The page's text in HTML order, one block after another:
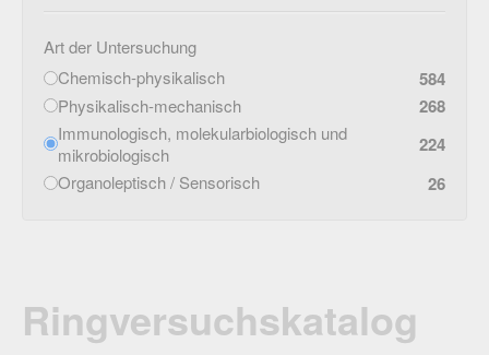
Art der Untersuchung
Chemisch-physikalisch
584
Physikalisch-mechanisch 268
Immunologisch, molekularbiologisch und
mikrobiologisch
224
Organoleptisch / Sensorisch 26
Ringversuchskatalog